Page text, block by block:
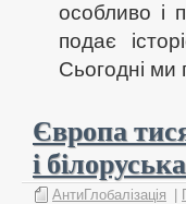
особливо і
подає
Сьогодні ми
Європа
і
АнтиГлобалізація